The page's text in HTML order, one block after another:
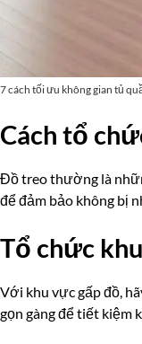
7 cách tối ưu không gian tủ
Cách tổ
Đồ treo thường là
để đảm bảo không bị
Tổ chức
Với khu vực gấp đồ,
gọn gàng để tiết kiệm